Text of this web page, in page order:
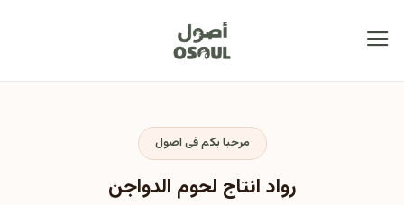
مرحبا بكم فى اصول
رواد انتاج لحوم الدواجن